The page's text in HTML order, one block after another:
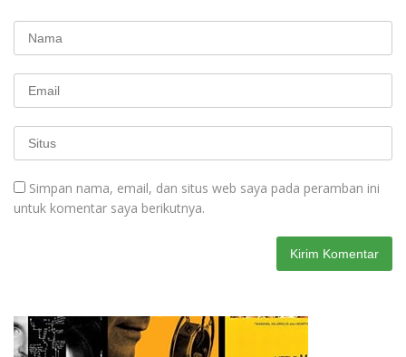
Simpan nama, email, dan situs web saya pada peramban ini
untuk komentar saya berikutnya.